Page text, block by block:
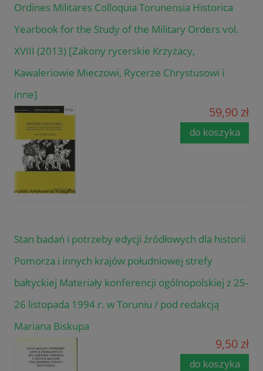
Ordines Militares Colloquia Torunensia Historica
Yearbook for the Study of the Military Orders vol.
XVIII (2013) [Zakony rycerskie Krzyżacy,
Kawaleriowie Mieczowi, Rycerze Chrystusowi i
inne]
59,90 zł
do koszyka
Stan badań i potrzeby edycji źródłowych dla historii
Pomorza i innych krajów południowej strefy
bałtyckiej Materiały konferencji ogólnopolskiej z 25-
26 listopada 1994 r. w Toruniu / pod redakcją
Mariana Biskupa
9,50 zł
do koszyka